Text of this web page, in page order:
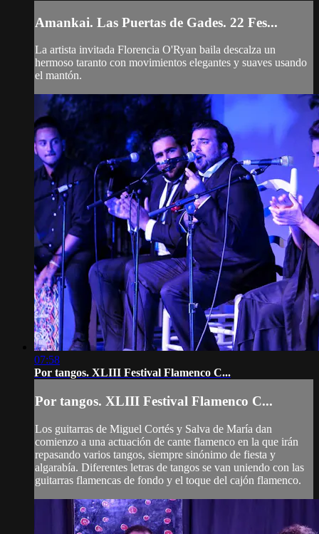
Amankai. Las Puertas de Gades. 22 Fes...
La artista invitada Florencia O'Ryan baila descalza un
hermoso taranto con movimientos elegantes y suaves usando
el mantón.
07:58
Por tangos. XLIII Festival Flamenco C...
Por tangos. XLIII Festival Flamenco C...
Los guitarras de Miguel Cortés y Salva de María dan
comienzo a una actuación de cante flamenco en la que irán
repasando varios tangos, siempre sinónimo de fiesta y
algarabía. Diferentes letras de tangos se van uniendo con las
guitarras flamencas de fondo y el toque del cajón flamenco.